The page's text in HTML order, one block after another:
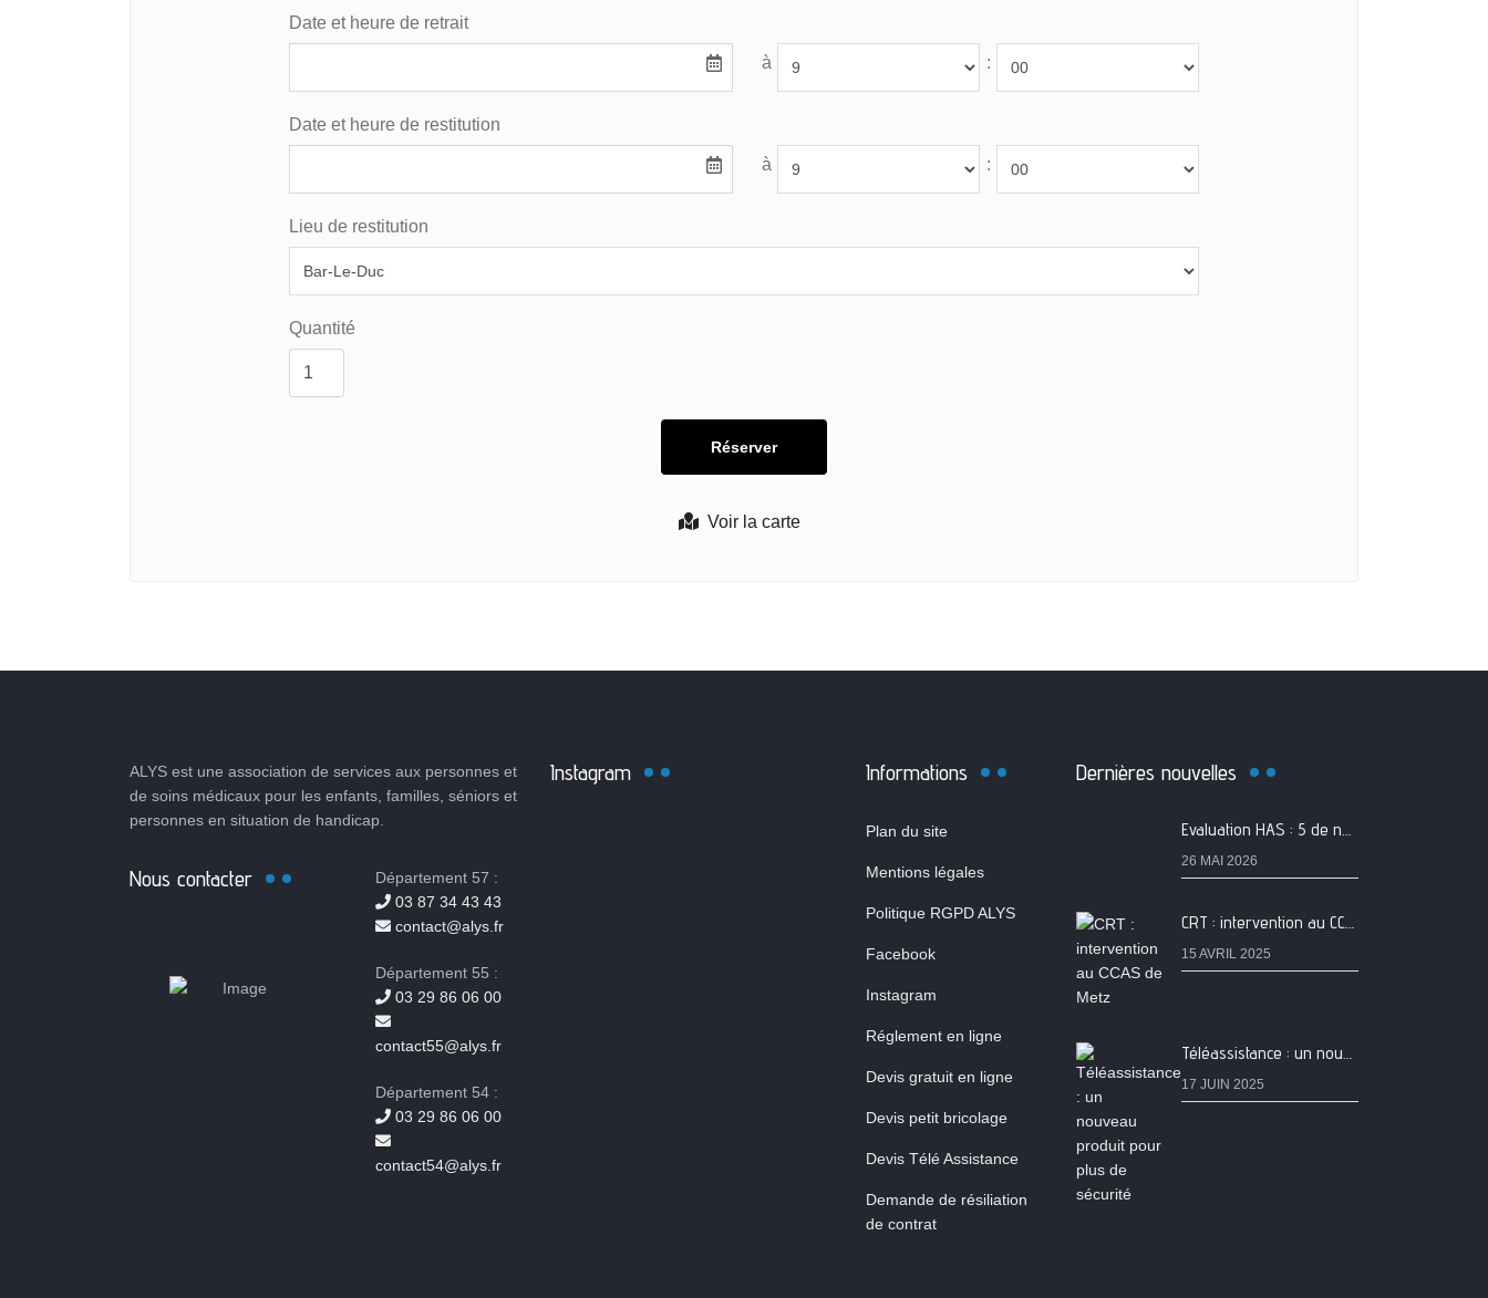
Voir la carte
Date et heure de retrait
à :
Date et heure de restitution
à :
Lieu de restitution
Quantité
ALYS est une association de services aux personnes et
de soins médicaux pour les enfants, familles, séniors et
personnes en situation de handicap.
Nous contacter
Département 57 :
03 87 34 43 43
contact@alys.fr
Département 55 :
03 29 86 06 00
contact55@alys.fr
Département 54 :
03 29 86 06 00
contact54@alys.fr
Instagram Informations
Plan du site
Mentions légales
Politique RGPD ALYS
Facebook
Instagram
Réglement en ligne
Devis gratuit en ligne
Devis petit bricolage
Devis Télé Assistance
Demande de résiliation
de contrat
Dernières nouvelles
Evaluation HAS : 5 de nos services classés A
26 MAI 2026
CRT : intervention au CCAS de Metz
15 AVRIL 2025
Téléassistance : un nouveau produit pour plus de sécurité
17 JUIN 2025